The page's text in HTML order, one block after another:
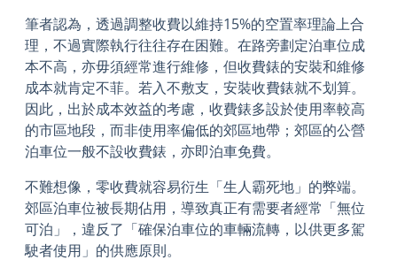
筆者認為，透過調整收費以維持15%的空置率理論上合
理，不過實際執行往往存在困難。在路旁劃定泊車位成
本不高，亦毋須經常進行維修，但收費錶的安裝和維修
成本就肯定不菲。若入不敷支，安裝收費錶就不划算。
因此，出於成本效益的考慮，收費錶多設於使用率較高
的市區地段，而非使用率偏低的郊區地帶；郊區的公營
泊車位一般不設收費錶，亦即泊車免費。
不難想像，零收費就容易衍生「生人霸死地」的弊端。
郊區泊車位被長期佔用，導致真正有需要者經常「無位
可泊」，違反了「確保泊車位的車輛流轉，以供更多駕
駛者使用」的供應原則。